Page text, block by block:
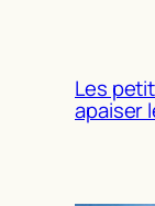
Les
apaiser